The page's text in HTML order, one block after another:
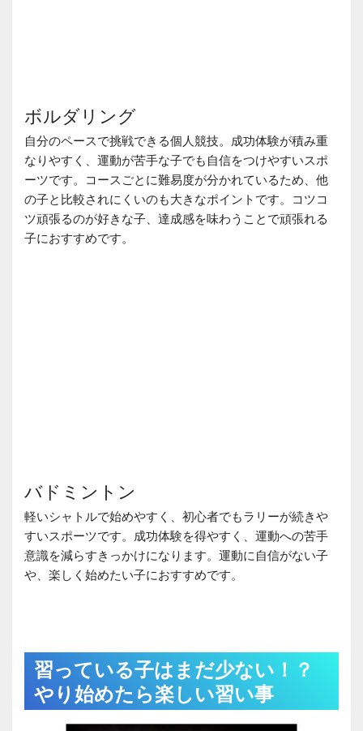
ボルダリング
自分のペースで挑戦できる個人競技。成功体験が積み重
なりやすく、運動が苦手な子でも自信をつけやすいスポ
ーツです。コースごとに難易度が分かれているため、他
の子と比較されにくいのも大きなポイントです。コツコ
ツ頑張るのが好きな子、達成感を味わうことで頑張れる
子におすすめです。
バドミントン
軽いシャトルで始めやすく、初心者でもラリーが続きや
すいスポーツです。成功体験を得やすく、運動への苦手
意識を減らすきっかけになります。運動に自信がない子
や、楽しく始めたい子におすすめです。
習っている子はまだ少ない！？
やり始めたら楽しい習い事